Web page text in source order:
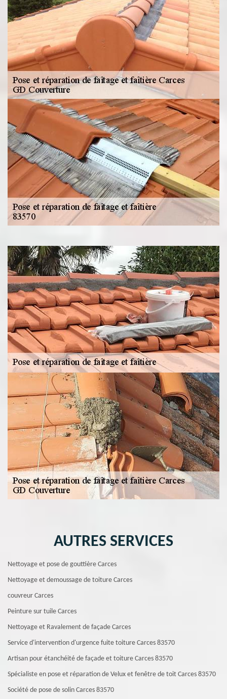
AUTRES SERVICES
Nettoyage et pose de gouttière Carces
Nettoyage et demoussage de toiture Carces
couvreur Carces
Peinture sur tuile Carces
Nettoyage et Ravalement de façade Carces
Service d'intervention d'urgence fuite toiture Carces 83570
Artisan pour étanchéité de façade et toiture Carces 83570
Spécialiste en pose et réparation de Velux et fenêtre de toit Carces 83570
Société de pose de solin Carces 83570